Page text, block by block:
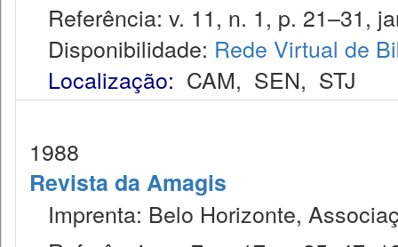
Referência: v. 11, n. 1, p. 21–31,
Disponibilidade: Rede Virtual de
Localização: CAM, SEN, STJ
1988
Revista da Amagis
Imprenta: Belo Horizonte,